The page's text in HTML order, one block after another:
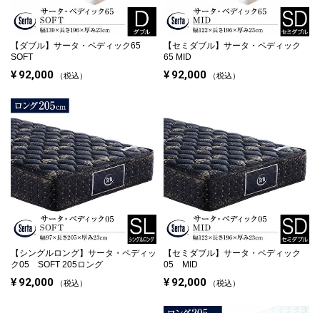
【ダブル】 サータ・ペディック65
SOFT
¥ 92,000 税込
【セミダブル】 サータ・ペディック
65 MID
¥ 92,000 税込
【シングルロング】 サータ・ペディッ
ク05 SOFT 205ロング
¥ 92,000 税込
【セミダブル】 サータ・ペディック
05 MID
¥ 92,000 税込